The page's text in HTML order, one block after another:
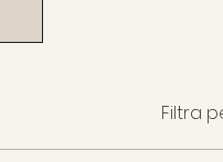
Filtra